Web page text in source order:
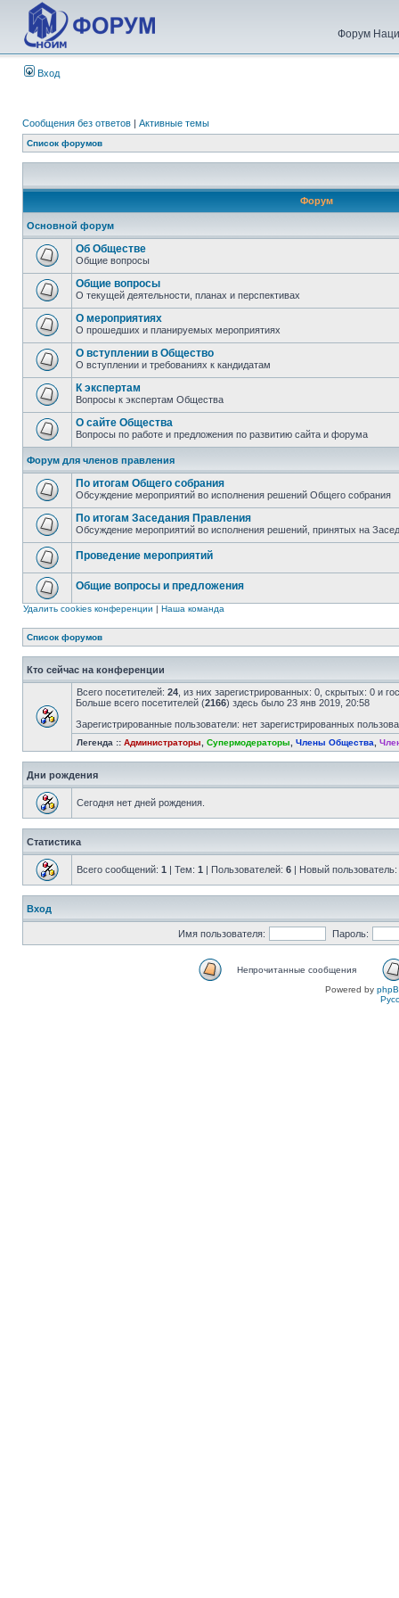
Форум
Вход
Сообщения без ответов | Активные темы
Список форумов
Форум
Основной форум
Об Обществе
Общие вопросы
Общие вопросы
О текущей деятельности, планах и перспективах
О мероприятиях
О прошедших и планируемых мероприятиях
О вступлении в Общество
О вступлении и требованиях к кандидатам
К экспертам
Вопросы к экспертам Общества
О сайте Общества
Вопросы по работе и предложения по развитию сайта и форума
Форум для членов правления
По итогам Общего собрания
Обсуждение мероприятий во исполнения решений Общего собрания
По итогам Заседания Правления
Обсуждение мероприятий во исполнения решений, принятых на
Проведение мероприятий
Общие вопросы и предложения
Удалить cookies конференции | Наша команда
Список форумов
Кто сейчас на конференции
Всего посетителей: 24 , из них зарегистрированных: 0, скрытых: 0 и
Больше всего посетителей (2166) здесь было 23 янв 2019, 20:58
Зарегистрированные пользователи: нет зарегистрированных
Легенда :: Администраторы Супермодераторы Члены Общества
Дни рождения
Сегодня нет дней рождения.
Статистика
Всего сообщений: 1 | Тем: 1 | Пользователей: 6 | Новый пользователь:
Вход
Имя пользователя: Пароль:
Непрочитанные сообщения
Powered by